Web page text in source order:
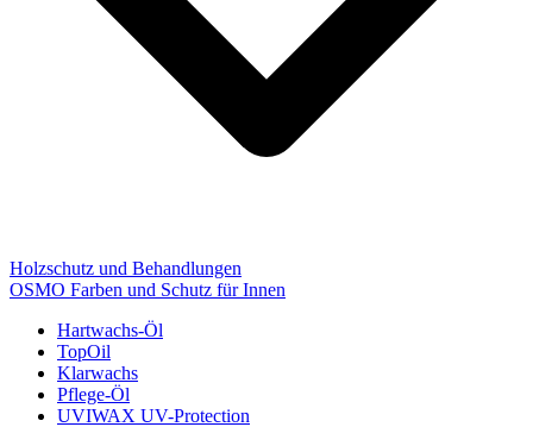
Holzschutz und Behandlungen
OSMO Farben und Schutz für Innen
Hartwachs-Öl
TopOil
Klarwachs
Pflege-Öl
UVIWAX UV-Protection